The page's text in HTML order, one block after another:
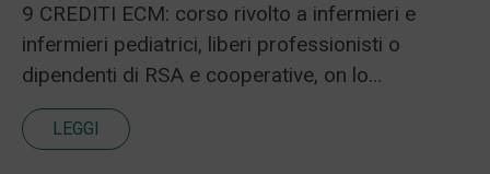
9 CREDITI ECM: corso rivolto a infermieri e
infermieri pediatrici, liberi professionisti o
dipendenti di RSA e cooperative, on lo…
LEGGI